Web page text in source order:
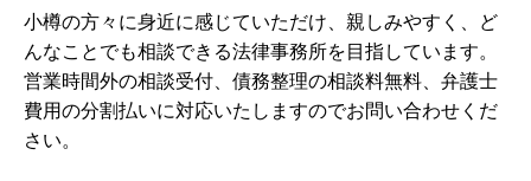
小樽の方々に身近に感じていただけ、親しみやすく、ど
んなことでも相談できる法律事務所を目指しています。
営業時間外の相談受付、債務整理の相談料無料、弁護士
費用の分割払いに対応いたしますのでお問い合わせくだ
さい。